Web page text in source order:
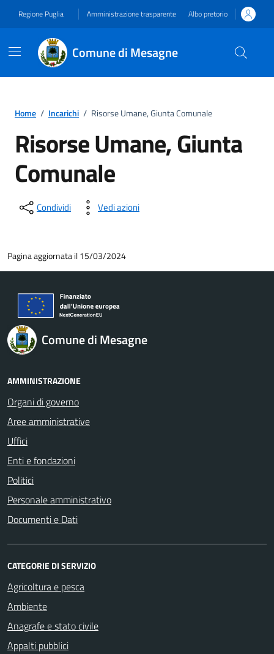
Regione Puglia Amministrazione trasparente Albo pretorio
Comune di Mesagne
Home / Incarichi / Risorse Umane, Giunta Comunale
Risorse Umane, Giunta
Comunale
Condividi Vedi azioni
Pagina aggiornata il 15/03/2024
Comune di Mesagne
AMMINISTRAZIONE
Organi di governo
Aree amministrative
Uffici
Enti e fondazioni
Politici
Personale amministrativo
Documenti e Dati
CATEGORIE DI SERVIZIO
Agricoltura e pesca
Ambiente
Anagrafe e stato civile
Appalti pubblici